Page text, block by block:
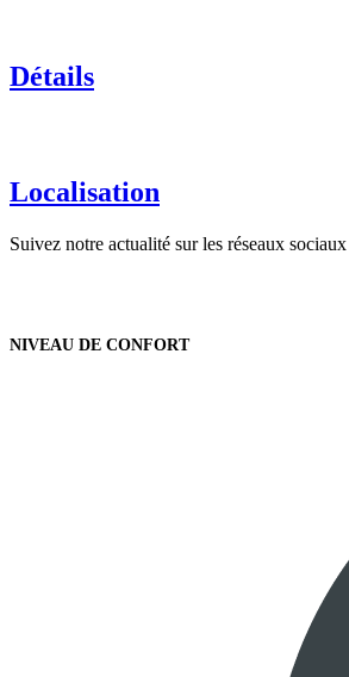
Détails
Localisation
Suivez notre actualité sur les réseaux sociaux
NIVEAU DE CONFORT